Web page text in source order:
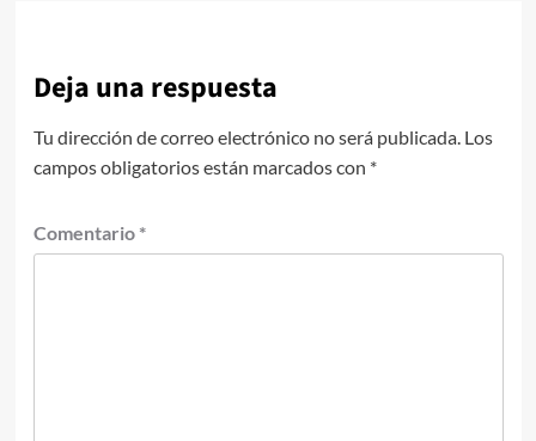
Deja una respuesta
Tu dirección de correo electrónico no será publicada. Los
campos obligatorios están marcados con *
Comentario *